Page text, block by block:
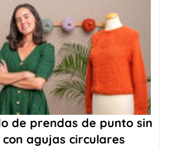
de prendas de punto sin
agujas circulares